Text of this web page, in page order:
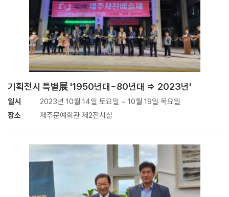
기획전시 특별展 '1950년대~80년대 ⇒ 2023년'
일시
2023년 10월 14일 토요일 ~ 10월 19일 목요일
장소
제주문예회관 제2전시실